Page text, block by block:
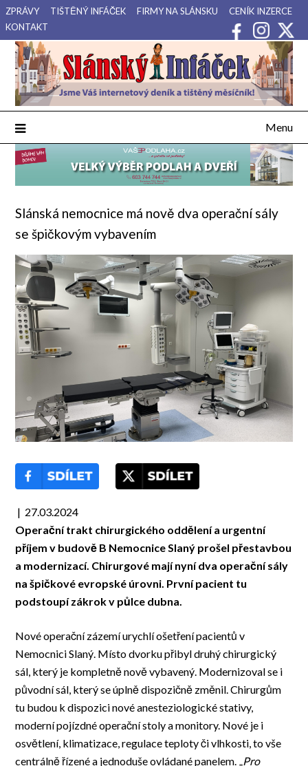
Přejdi
na
obsah
ZPRÁVY TIŠTĚNÝ INFÁČEK FIRMY NA SLÁNSKU
CENÍK INZERCE
KONTAKT
Slánský Infáček
Váš internetový deník a tištěný měsíčník pro Slánsko, Kladensko
a Lounsko.
Menu
Slánská nemocnice má nově dva operační sály
se špičkovým vybavením
| 27.03.2024
Operační trakt chirurgického oddělení a urgentní
příjem v budově B Nemocnice Slaný prošel přestavbou
a modernizací. Chirurgové mají nyní dva operační sály
na špičkové evropské úrovni. První pacient tu
podstoupí zákrok v půlce dubna.
Nové operační zázemí urychlí ošetření pacientů v
Nemocnici Slaný. Místo dvorku přibyl druhý chirurgický
sál, který je kompletně nově vybavený. Modernizoval se i
původní sál, který se úplně dispozičně změnil. Chirurgům
tu budou k dispozici nové anesteziologické stativy,
moderní pojízdné operační stoly a monitory. Nové je i
osvětlení, klimatizace, regulace teploty či vlhkosti, to vše
centrálně řízené a jednoduše ovládané panelem. „Pro